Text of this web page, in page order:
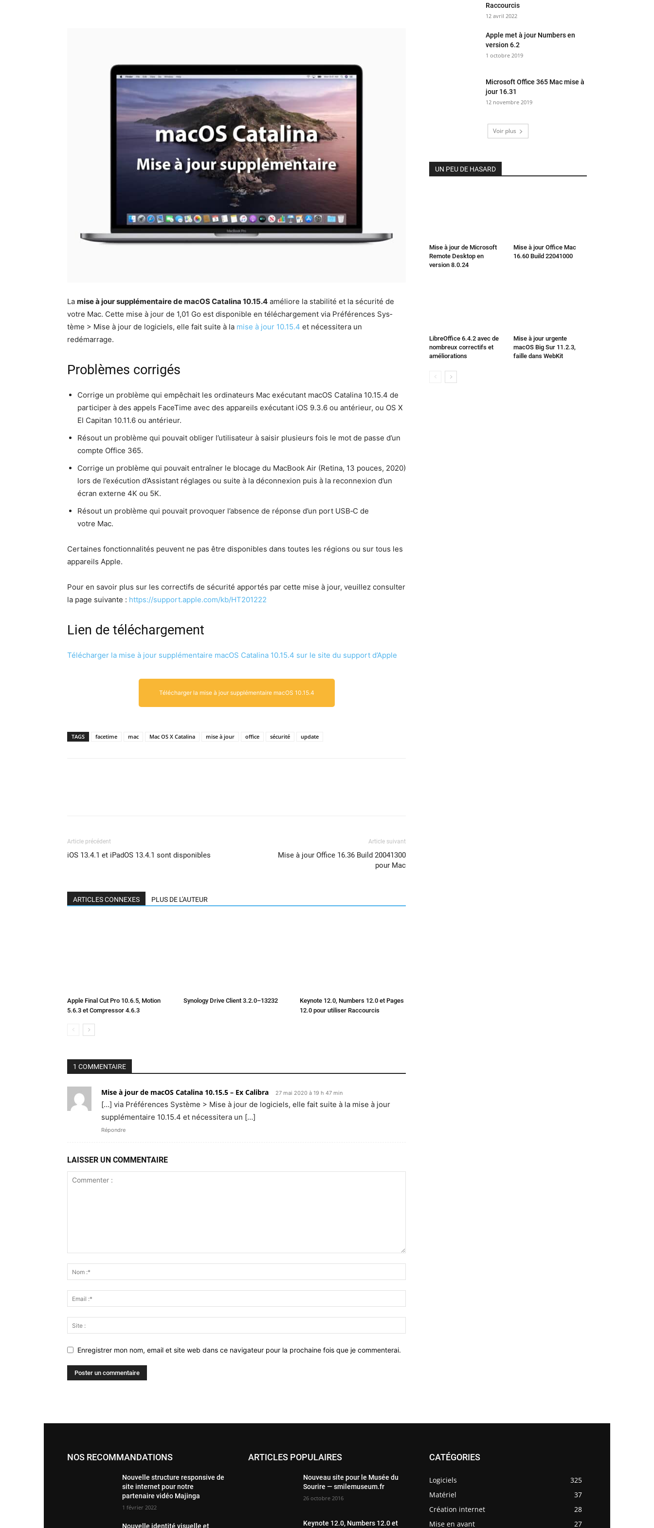
La mise à jour sup­plé­men­taire de macOS Catali­na 10.15.4 améliore la sta­bil­ité et la sécu­rité de
votre Mac. Cette mise à jour de 1,01 Go est disponible en télécharge­ment via Préférences Sys­
tème > Mise à jour de logi­ciels, elle fait suite à la mise à jour 10.15.4 et néces­sit­era un
redémarrage.
Problèmes corrigés
Cor­rige un prob­lème qui empêchait les ordi­na­teurs Mac exé­cu­tant macOS Catali­na 10.15.4 de
par­ticiper à des appels Face­Time avec des appareils exé­cu­tant iOS 9.3.6 ou antérieur, ou OS X
El Cap­i­tan 10.11.6 ou antérieur.
Résout un prob­lème qui pou­vait oblig­er l’utilisateur à saisir plusieurs fois le mot de passe d’un
compte Office 365.
Cor­rige un prob­lème qui pou­vait entraîn­er le blocage du Mac­Book Air (Reti­na, 13 pouces, 2020)
lors de l’exécution d’Assistant réglages ou suite à la décon­nex­ion puis à la recon­nex­ion d’un
écran externe 4K ou 5K.
Résout un prob­lème qui pou­vait provo­quer l’absence de réponse d’un port USB‑C de
votre Mac.
Cer­taines fonc­tion­nal­ités peu­vent ne pas être disponibles dans toutes les régions ou sur tous les
appareils Apple.
Pour en savoir plus sur les cor­rec­tifs de sécu­rité apportés par cette mise à jour, veuillez con­sul­ter
la page suiv­ante : https://support.apple.com/kb/HT201222
Lien de téléchargement
Télécharg­er la mise à jour sup­plé­men­taire macOS Catali­na 10.15.4 sur le site du sup­port d’Apple
Télécharger la mise à jour supplémentaire macOS 10.15.4
TAGS facetime mac Mac OS X Catalina mise à jour office sécurité update
Article précédent
iOS 13.4.1 et iPadOS 13.4.1 sont disponibles
Article suivant
Mise à jour Office 16.36 Build 20041300
pour Mac
ARTICLES CONNEXES PLUS DE L'AUTEUR
Apple Final Cut Pro 10.6.5, Motion
5.6.3 et Compressor 4.6.3
Synology Drive Client 3.2.0–13232
Keynote 12.0, Numbers 12.0 et Pages
12.0 pour utiliser Raccourcis
1 COMMENTAIRE
Mise à jour de macOS Catalina 10.15.5 – Ex Calibra 27 mai 2020 à 19 h 47 min
[…] via Préférences Sys­tème > Mise à jour de logi­ciels, elle fait suite à la mise à jour
sup­plé­men­taire 10.15.4 et néces­sit­era un […]
Répondre
LAISSER UN COMMENTAIRE
Enregistrer mon nom, email et site web dans ce navigateur pour la prochaine fois que je commenterai.
Raccourcis
12 avril 2022
Apple met à jour Numbers en
version 6.2
1 octobre 2019
Microsoft Office 365 Mac mise à
jour 16.31
12 novembre 2019
Voir plus
UN PEU DE HASARD
Mise à jour de Microsoft
Remote Desktop en
version 8.0.24
Mise à jour Office Mac
16.60 Build 22041000
LibreOffice 6.4.2 avec de
nombreux correctifs et
améliorations
Mise à jour urgente
macOS Big Sur 11.2.3,
faille dans WebKit
NOS RECOMMANDATIONS
Nouvelle structure responsive de
site internet pour notre
partenaire vidéo Majinga
1 février 2022
Nouvelle identité visuelle et
ARTICLES POPULAIRES
Nouveau site pour le Musée du
Sourire — smilemuseum.fr
26 octobre 2016
Keynote 12.0, Numbers 12.0 et
CATÉGORIES
Logiciels
325
Matériel
37
Création internet
28
Mise en avant
27